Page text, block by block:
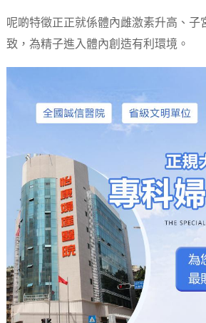
呢啲特徵正正就係體內雌激素升高、子
致，為精子進入體內創造有利環境。